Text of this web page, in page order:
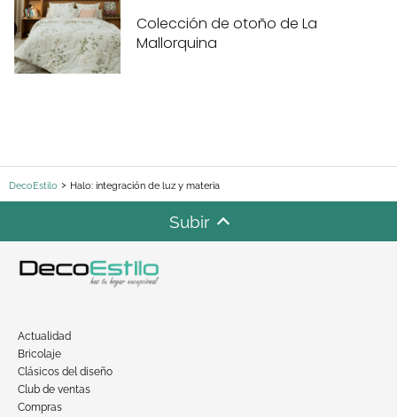
Colección de otoño de La
Mallorquina
DecoEstilo Halo: integración de luz y materia
Subir
Actualidad
Bricolaje
Clásicos del diseño
Club de ventas
Compras